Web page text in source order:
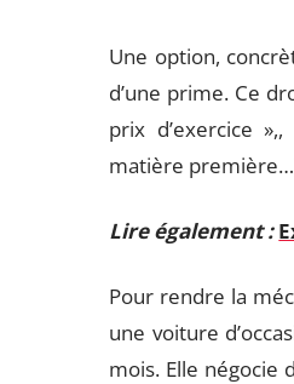
Une option,
d’une prime. Ce
prix d’exercice
matière
Lire également :
Pour rendre la
une voiture
mois. Elle négocie